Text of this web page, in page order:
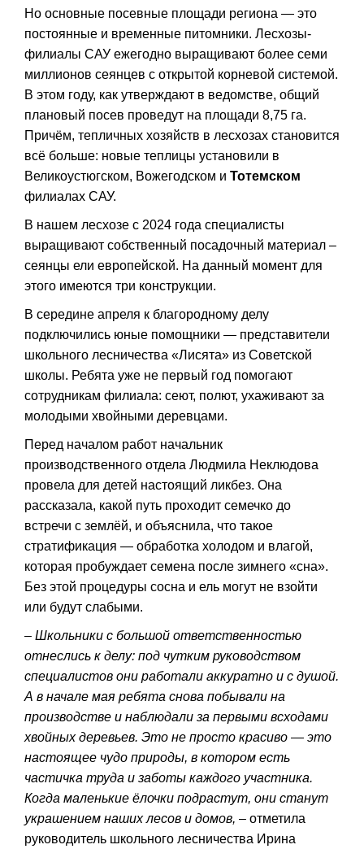
Но основные посевные площади региона — это
постоянные и временные питомники. Лесхозы-
филиалы САУ ежегодно выращивают более семи
миллионов сеянцев с открытой корневой системой.
В этом году, как утверждают в ведомстве, общий
плановый посев проведут на площади 8,75 га.
Причём, тепличных хозяйств в лесхозах становится
всё больше: новые теплицы установили в
Великоустюгском, Вожегодском и Тотемском
филиалах САУ.
В нашем лесхозе с 2024 года специалисты
выращивают собственный посадочный материал –
сеянцы ели европейской. На данный момент для
этого имеются три конструкции.
В середине апреля к благородному делу
подключились юные помощники — представители
школьного лесничества «Лисята» из Советской
школы. Ребята уже не первый год помогают
сотрудникам филиала: сеют, полют, ухаживают за
молодыми хвойными деревцами.
Перед началом работ начальник
производственного отдела Людмила Неклюдова
провела для детей настоящий ликбез. Она
рассказала, какой путь проходит семечко до
встречи с землёй, и объяснила, что такое
стратификация — обработка холодом и влагой,
которая пробуждает семена после зимнего «сна».
Без этой процедуры сосна и ель могут не взойти
или будут слабыми.
– Школьники с большой ответственностью
отнеслись к делу: под чутким руководством
специалистов они работали аккуратно и с душой.
А в начале мая ребята снова побывали на
производстве и наблюдали за первыми всходами
хвойных деревьев. Это не просто красиво — это
настоящее чудо природы, в котором есть
частичка труда и заботы каждого участника.
Когда маленькие ёлочки подрастут, они станут
украшением наших лесов и домов, – отметила
руководитель школьного лесничества Ирина